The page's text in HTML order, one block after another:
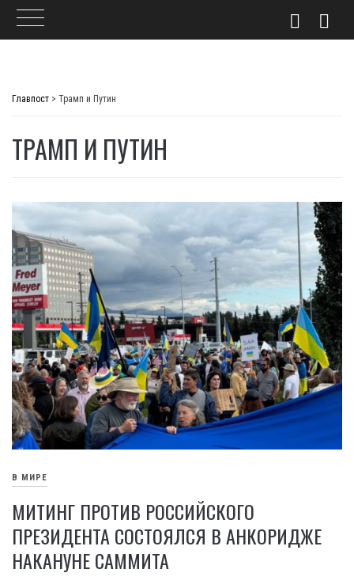
Главпост > Трамп и Путин
ТРАМП И ПУТИН
В МИРЕ
МИТИНГ ПРОТИВ РОССИЙСКОГО
ПРЕЗИДЕНТА СОСТОЯЛСЯ В АНКОРИДЖЕ
НАКАНУНЕ САММИТА